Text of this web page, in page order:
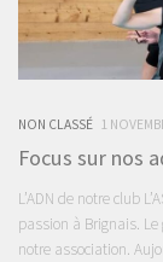
NON CLASSÉ 1
Focus sur nos
L’ADN de notre club
passion à Brignais.
notre association.